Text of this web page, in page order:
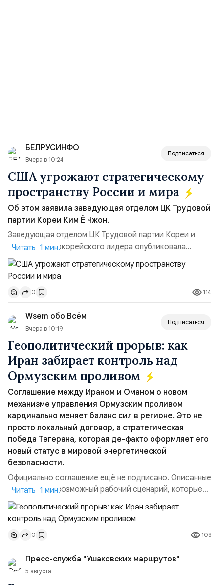
БЕЛРУСИНФО
Вчера в 10:24
Подписаться
США угрожают стратегическому
пространству России и мира
Об этом заявила заведующая отделом ЦК Трудовой
партии Кореи Ким Ё Чжон.
Заведующая отделом ЦК Трудовой партии Кореи и
сестра северокорейского лидера опубликовала
заявление для прессы в ответ на проведение Токио
совместных с флотом США запусков крылатых ракет
Томагавк.«Япония отбросила обманчивую видимость
„исключительно оборонительной страны“ и выносит
вопрос о собственном ядерном вооружении на
всеобщее обозрение, одновреме...
Читать 1 мин.
0 114
Wsem обо Всём
Вчера в 10:19
Подписаться
Геополитический прорыв: как
Иран забирает контроль над
Ормузским проливом
Соглашение между Ираном и Оманом о новом
механизме управления Ормузским проливом
кардинально меняет баланс сил в регионе. Это не
просто локальный договор, а стратегическая
победа Тегерана, которая де-факто оформляет его
новый статус в мировой энергетической
безопасности.
Официально соглашение ещё не подписано. Описанные
пункты — это возможный рабочий сценарий, которые
скорее всего будут реализованы.Разбираем ключевые
тезисы и последствия этого соглашения:. 1. Новые
доли контроля (75 на 25). Было: Ранее Иран и Оман
контролировали пролив на паритетных началах —
50/50. Стало: Новое соглашение закрепляет за
Ираном...
Читать 1 мин.
0 108
Пресс-служба "Ушаковских маршрутов"
5 августа